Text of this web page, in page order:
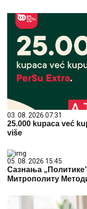
03. 08. 2026 07:31
25.000 kupaca već
više
05. 08. 2026 15:45
Сазнања
Митрополиту